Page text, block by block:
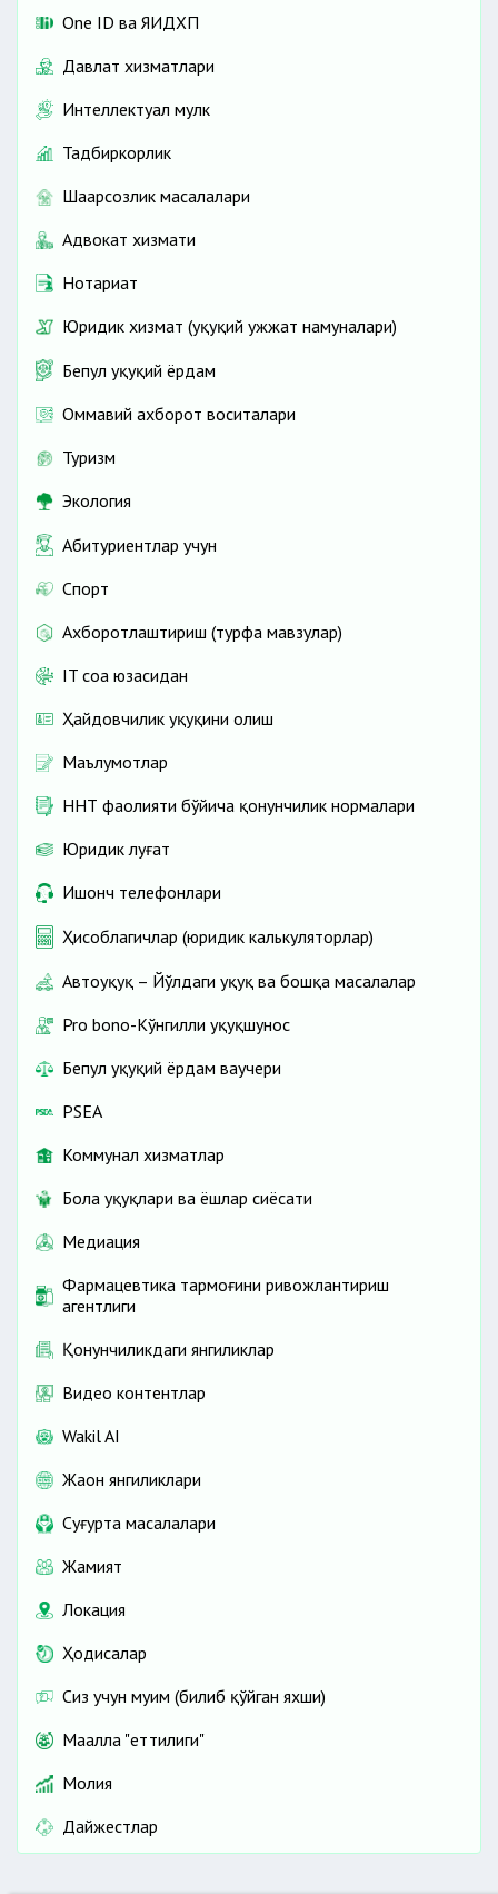
One ID ва ЯИДХП
Давлат хизматлари
Интеллектуал мулк
Тадбиркорлик
Шаҳарсозлик масалалари
Адвокат хизмати
Нотариат
Юридик хизмат (ҳуқуқий ҳужжат намуналари)
Бепул ҳуқуқий ёрдам
Оммавий ахборот воситалари
Туризм
Экология
Абитуриентлар учун
Спорт
Ахборотлаштириш (турфа мавзулар)
IT соҳа юзасидан
Ҳайдовчилик ҳуқуқини олиш
Маълумотлар
ННТ фаолияти бўйича қонунчилик нормалари
Юридик луғат
Ишонч телефонлари
Ҳисоблагичлар (юридик калькуляторлар)
Автоҳуқуқ – Йўлдаги ҳуқуқ ва бошқа масалалар
Pro bono-Кўнгилли ҳуқуқшунос
Бепул ҳуқуқий ёрдам ваучери
PSEA
Коммунал хизматлар
Бола ҳуқуқлари ва ёшлар сиёсати
Медиация
Фармацевтика тармоғини ривожлантириш
агентлиги
Қонунчиликдаги янгиликлар
Видео контентлар
Wakil AI
Жаҳон янгиликлари
Cуғурта масалалари
Жамият
Локация
Ҳодисалар
Сиз учун муҳим (билиб қўйган яхши)
Маҳалла "еттилиги"
Молия
Дайжестлар